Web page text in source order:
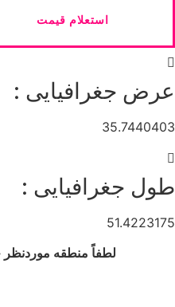
استعلام قیمت
عرض جغرافیایی :
35.7440403
طول جغرافیایی :
51.4223175
لطفاً منطقه